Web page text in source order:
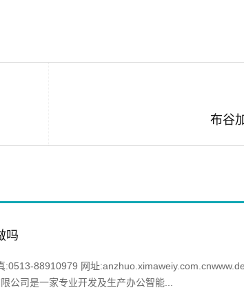
布谷
吗
:0513-88910979 网址
公司是一家专业开发及生产办公智能...